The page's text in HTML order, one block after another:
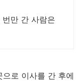
람은
로 이사를 간 후에